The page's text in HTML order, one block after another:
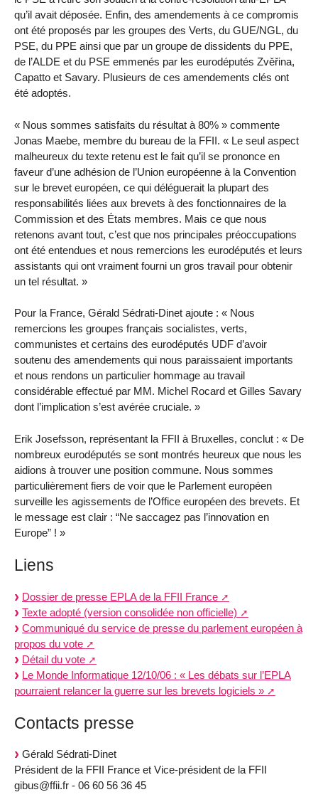
qu’il avait déposée. Enfin, des amendements à ce compromis
ont été proposés par les groupes des Verts, du GUE/NGL, du
PSE, du PPE ainsi que par un groupe de dissidents du PPE,
de l’ALDE et du PSE emmenés par les eurodéputés Zvěřina,
Capatto et Savary. Plusieurs de ces amendements clés ont
été adoptés.
« Nous sommes satisfaits du résultat à 80% » commente
Jonas Maebe, membre du bureau de la FFII. « Le seul aspect
malheureux du texte retenu est le fait qu’il se prononce en
faveur d’une adhésion de l’Union européenne à la Convention
sur le brevet européen, ce qui déléguerait la plupart des
responsabilités liées aux brevets à des fonctionnaires de la
Commission et des États membres. Mais ce que nous
retenons avant tout, c’est que nos principales préoccupations
ont été entendues et nous remercions les eurodéputés et leurs
assistants qui ont vraiment fourni un gros travail pour obtenir
un tel résultat. »
Pour la France, Gérald Sédrati-Dinet ajoute : « Nous
remercions les groupes français socialistes, verts,
communistes et certains des eurodéputés UDF d’avoir
soutenu des amendements qui nous paraissaient importants
et nous rendons un particulier hommage au travail
considérable effectué par MM. Michel Rocard et Gilles Savary
dont l’implication s’est avérée cruciale. »
Erik Josefsson, représentant la FFII à Bruxelles, conclut : « De
nombreux eurodéputés se sont montrés heureux que nous les
aidions à trouver une position commune. Nous sommes
particulièrement fiers de voir que le Parlement européen
surveille les agissements de l’Office européen des brevets. Et
le message est clair : “Ne saccagez pas l’innovation en
Europe” ! »
Liens
Dossier de presse EPLA de la FFII France
Texte adopté (version consolidée non officielle)
Communiqué du service de presse du parlement européen à
propos du vote
Détail du vote
Le Monde Informatique 12/10/06 : « Les débats sur l’EPLA
pourraient relancer la guerre sur les brevets logiciels »
Contacts presse
Gérald Sédrati-Dinet
Président de la FFII France et Vice-président de la FFII
gibus@ffii.fr - 06 60 56 36 45